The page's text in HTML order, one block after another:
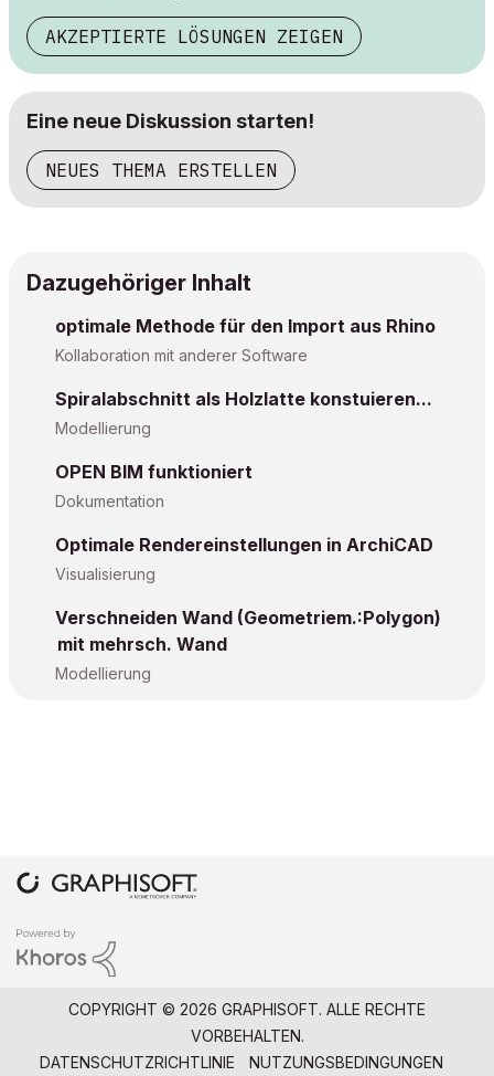
AKZEPTIERTE LÖSUNGEN ZEIGEN
Eine neue Diskussion starten!
NEUES THEMA ERSTELLEN
Dazugehöriger Inhalt
optimale Methode für den Import aus Rhino
Kollaboration mit anderer Software
Spiralabschnitt als Holzlatte konstuieren...
Modellierung
OPEN BIM funktioniert
Dokumentation
Optimale Rendereinstellungen in ArchiCAD
Visualisierung
Verschneiden Wand (Geometriem.:Polygon)
mit mehrsch. Wand
Modellierung
COPYRIGHT © 2026 GRAPHISOFT. ALLE RECHTE
VORBEHALTEN.
DATENSCHUTZRICHTLINIE
NUTZUNGSBEDINGUNGEN